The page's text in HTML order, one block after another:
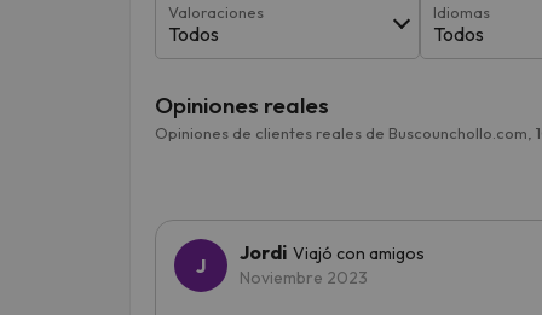
Valoraciones
Todos
Idiomas
Todos
Opiniones reales
Opiniones de clientes reales de Buscounchollo.com,
Jordi Viajó con amigos
Noviembre 2023